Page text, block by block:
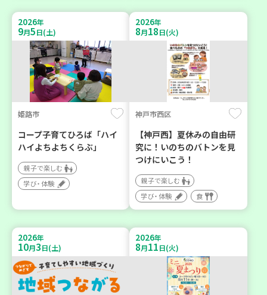
2026年
9月5日(土)
姫路市
コープ子育てひろば「ハイ
ハイよちよちくらぶ」
親子で楽しむ
学び・体験
2026年
8月18日(火)
神戸市西区
【神戸西】夏休みの自由研
究に！いのちのバトンを見
つけにいこう！
親子で楽しむ
学び・体験
食
2026年
10月3日(土)
2026年
8月11日(火)